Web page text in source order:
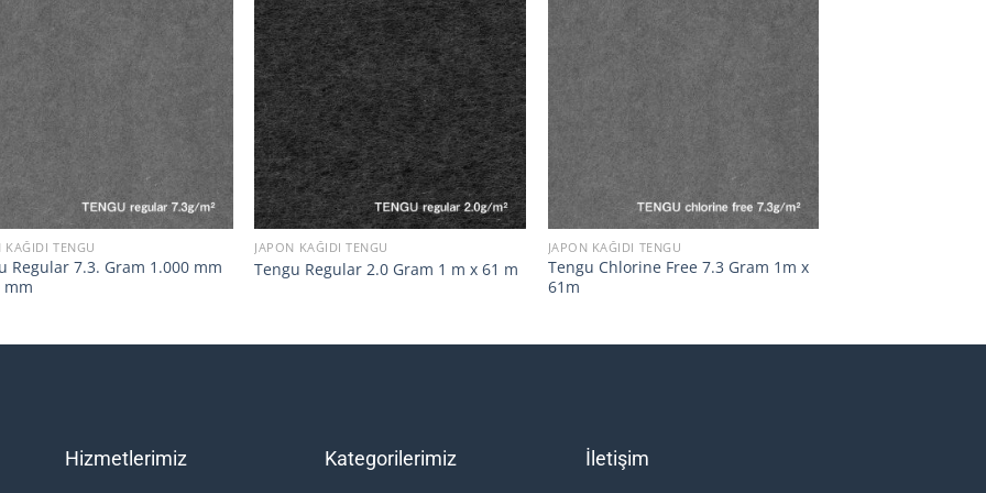
KAĞIDI TENGU
Regular 7.3. Gram 1.000 mm
mm
+
JAPON KAĞIDI TENGU
Tengu Regular 2.0 Gram 1 m x 61 m
JAPON KAĞIDI TENGU
Tengu Chlorine Free 7.3 Gram 1m x
61m
Hizmetlerimiz Kategorilerimiz İletişim